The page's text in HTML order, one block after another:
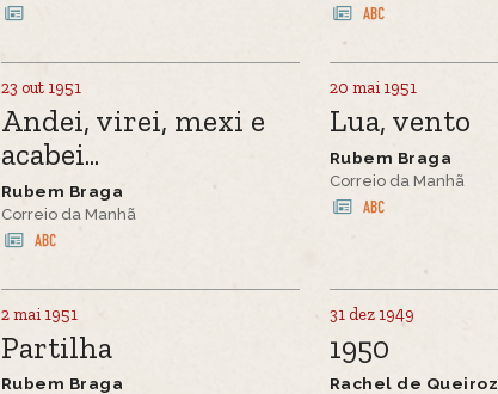
23 out 1951
Andei, virei, mexi e
acabei...
Rubem Braga
Correio da Manhã
20 mai 1951
Lua, vento
Rubem Braga
Correio da Manhã
2 mai 1951
Partilha
Rubem Braga
31 dez 1949
1950
Rachel de Queiroz